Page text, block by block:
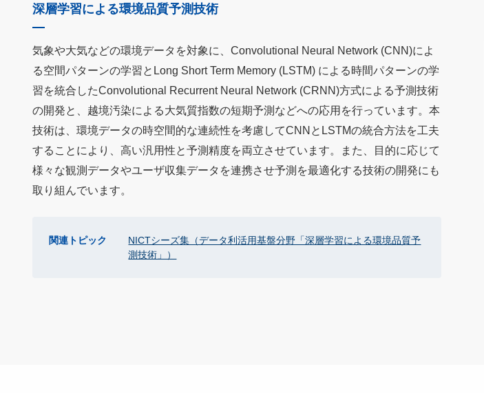
深層学習による環境品質予測技術
気象や大気などの環境データを対象に、Convolutional Neural Network (CNN)によ
る空間パターンの学習とLong Short Term Memory (LSTM) による時間パターンの学
習を統合したConvolutional Recurrent Neural Network (CRNN)方式による予測技術
の開発と、越境汚染による大気質指数の短期予測などへの応用を行っています。本
技術は、環境データの時空間的な連続性を考慮してCNNとLSTMの統合方法を工夫
することにより、高い汎用性と予測精度を両立させています。また、目的に応じて
様々な観測データやユーザ収集データを連携させ予測を最適化する技術の開発にも
取り組んでいます。
関連トピック
NICTシーズ集（データ利活用基盤分野「深層学習による環境品質予
測技術」）